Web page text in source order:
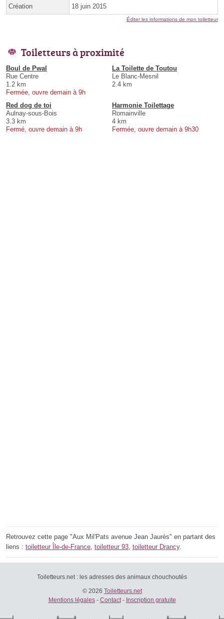
Création 18 juin 2015
Éditer les informations de mon toiletteur
Toiletteurs à proximité
Boul de Pwal
Rue Centre
1.2 km
Fermée, ouvre demain à 9h
La Toilette de Toutou
Le Blanc-Mesnil
2.4 km
Red dog de toi
Aulnay-sous-Bois
3.3 km
Fermé, ouvre demain à 9h
Harmonie Toilettage
Romainville
4 km
Fermée, ouvre demain à 9h30
Retrouvez cette page "Aux Mil'Pats avenue Jean Jaurès" en partant des
liens : toiletteur Île-de-France, toiletteur 93, toiletteur Drancy.
Toiletteurs.net : les adresses des animaux chouchoutés
© 2026 Toiletteurs.net
Mentions légales- Contact- Inscription gratuite